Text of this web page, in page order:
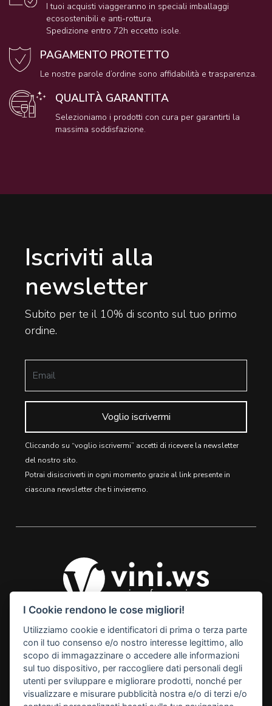
I tuoi acquisti viaggeranno in speciali imballaggi
ecosostenibili e anti-rottura.
Spedizione entro 72h eccetto isole.
PAGAMENTO PROTETTO
Le nostre parole d’ordine sono affidabilità e trasparenza.
QUALITÀ GARANTITA
Selezioniamo i prodotti con cura per garantirti la
massima soddisfazione.
Iscriviti alla
newsletter
Subito per te il 10% di sconto sul tuo primo
ordine.
Voglio iscrivermi
Cliccando su “voglio iscrivermi” accetti di ricevere la newsletter
del nostro sito.
Potrai disiscriverti in ogni momento grazie al link presente in
ciascuna newsletter che ti invieremo.
© 2026 Vini Webstore
Linkness
Via Miranese, 448, 30174
Mestre Venezia Italy
M. info@vini.ws
I Cookie rendono le cose migliori!
Utilizziamo cookie e identificatori di prima o terza parte
con il tuo consenso e/o nostro interesse legittimo, allo
scopo di immagazzinare o accedere alle informazioni
sul tuo dispositivo, per raccogliere dati personali degli
utenti per sviluppare e migliorare prodotti, nonché per
visualizzare e misurare pubblicità nostra e/o di terzi e/o